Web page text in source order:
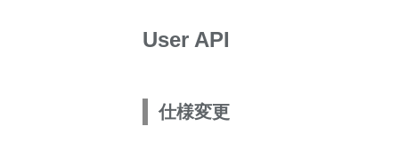
User API
仕様変更